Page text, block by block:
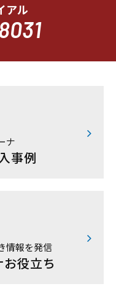
アル
ナ
事例
情報を発信
役立ち